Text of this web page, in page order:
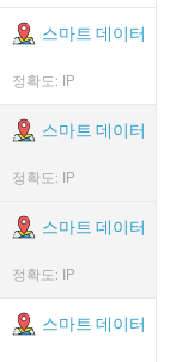
스마트 데이터
정확도: IP
스마트 데이터
정확도: IP
스마트 데이터
정확도: IP
스마트 데이터